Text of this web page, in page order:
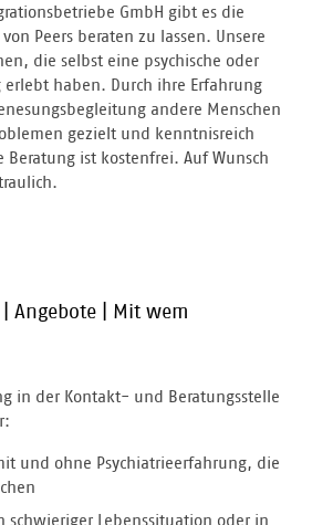
GmbH gibt es die
Peers beraten zu lassen. Unsere
die selbst eine psychische oder
erlebt haben. Durch ihre Erfahrung
andere Menschen
gezielt und kenntnisreich
Beratung ist kostenfrei. Auf Wunsch
Angebote | Mit wem
in der Kontakt- und Beratungsstelle
und ohne Psychiatrieerfahrung, die
schwieriger Lebenssituation oder in